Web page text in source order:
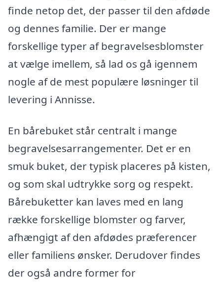
finde netop det, der passer til den afdøde
og dennes familie. Der er mange
forskellige typer af begravelsesblomster
at vælge imellem, så lad os gå igennem
nogle af de mest populære løsninger til
levering i Annisse.
En bårebuket står centralt i mange
begravelsesarrangementer. Det er en
smuk buket, der typisk placeres på kisten,
og som skal udtrykke sorg og respekt.
Bårebuketter kan laves med en lang
række forskellige blomster og farver,
afhængigt af den afdødes præferencer
eller familiens ønsker. Derudover findes
der også andre former for